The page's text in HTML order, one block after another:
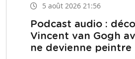
5 août 2026 21:56
Podcast audio :
Vincent van Gogh
ne devienne peintre